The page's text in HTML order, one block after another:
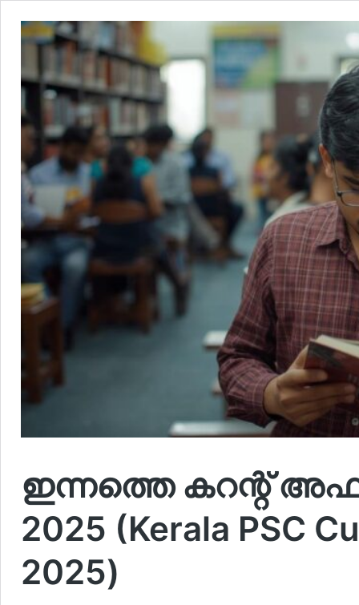
ഇന്നത്തെ കറന്റ്
2025 (Kerala PSC
2025)